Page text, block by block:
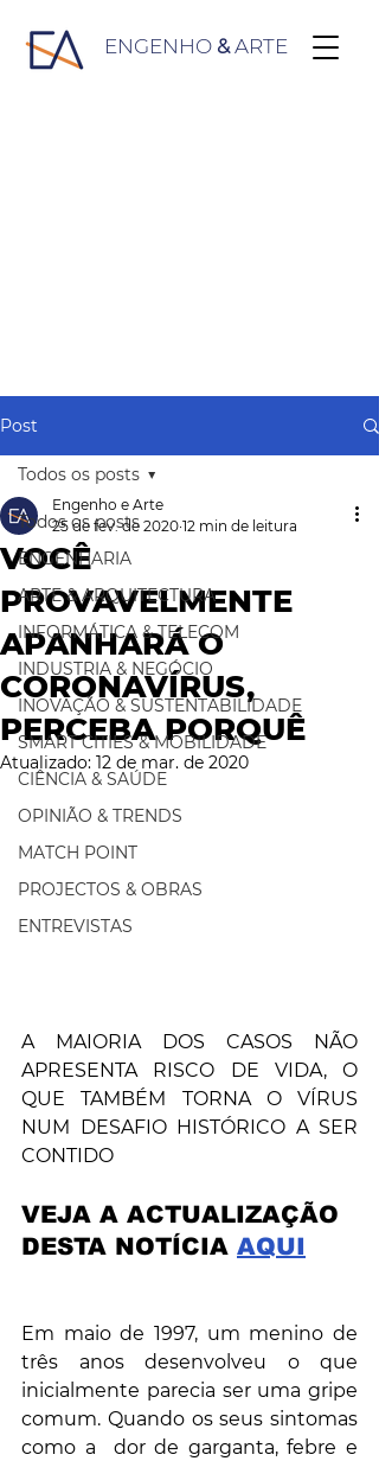
ENGENHO &ARTE
Post
Todos os posts
ENGENHARIA
ARTE & ARQUITECTURA
INFORMÁTICA & TELECOM
INDUSTRIA & NEGÓCIO
INOVAÇÃO & SUSTENTABILIDADE
SMART CITIES & MOBILIDADE
CIÊNCIA & SAÚDE
OPINIÃO & TRENDS
MATCH POINT
PROJECTOS & OBRAS
ENTREVISTAS
Todos os posts
VOCÊ
PROVAVELMENTE
APANHARÁ O
CORONAVÍRUS,
PERCEBA PORQUÊ
Engenho e Arte
25 de fev. de 2020 12 min de leitura
Atualizado: 12 de mar. de 2020
A MAIORIA DOS CASOS NÃO
APRESENTA RISCO DE VIDA, O
QUE TAMBÉM TORNA O VÍRUS
NUM DESAFIO HISTÓRICO A SER
CONTIDO
VEJA A ACTUALIZAÇÃO
DESTA NOTÍCIA AQUI
Em maio de 1997, um menino de
três anos desenvolveu o que
inicialmente parecia ser uma gripe
comum. Quando os seus sintomas
como a  dor de garganta, febre e